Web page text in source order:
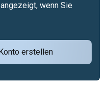
erstellen
wenn Sie